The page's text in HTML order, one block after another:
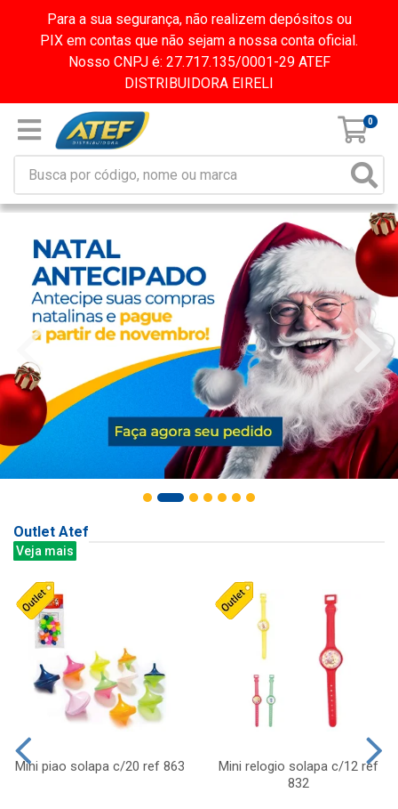
Para a sua segurança, não realizem depósitos ou
PIX em contas que não sejam a nossa conta oficial.
Nosso CNPJ é: 27.717.135/0001-29 ATEF
DISTRIBUIDORA EIRELI
0
Outlet Atef
Veja mais
Mini piao solapa c/20 ref 863
Mini relogio solapa c/12 ref
832